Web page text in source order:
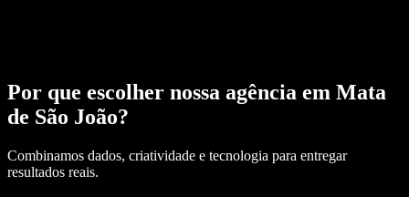
Por que escolher nossa agência em Mata
de São João?
Combinamos dados, criatividade e tecnologia para entregar
resultados reais.